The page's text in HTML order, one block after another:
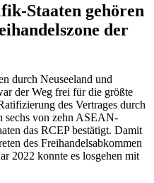
Staaten gehören
der
durch Neuseeland und
der Weg frei für die größte
des Vertrages durch
sechs von zehn ASEAN-
das RCEP bestätigt. Damit
des Freihandelsabkommen
2022 konnte es losgehen mit